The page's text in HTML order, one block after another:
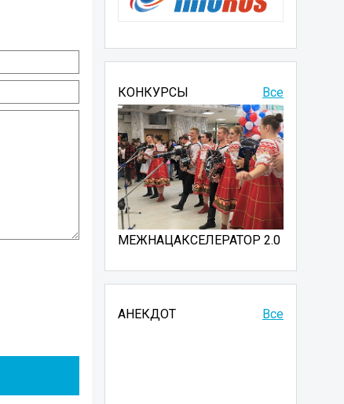
Все
КОНКУРСЫ
МЕЖНАЦАКСЕЛЕРАТОР 2.0
АНЕКДОТ Все